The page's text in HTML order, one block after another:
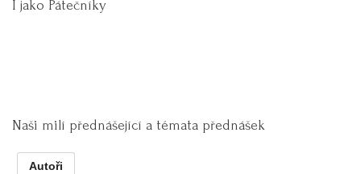
I jako Pátečníky
Naši milí přednášející a témata přednášek
Autoři